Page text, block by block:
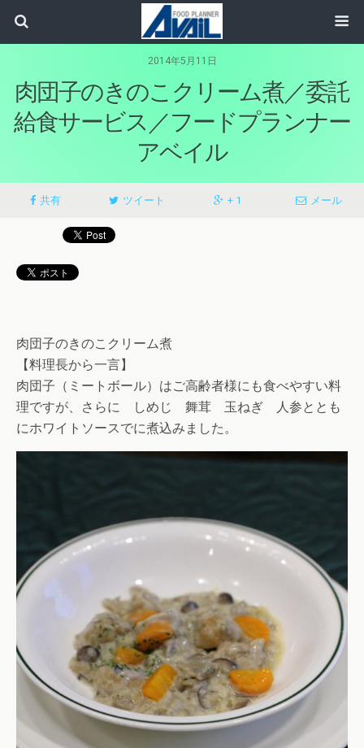
2014年5月11日
肉団子のきのこクリーム煮／委託
給食サービス／フードプランナー
アベイル
共有 ツイート + 1 メール
肉団子のきのこクリーム煮
【料理長から一言】
肉団子（ミートボール）はご高齢者様にも食べやすい料
理ですが、さらに しめじ 舞茸 玉ねぎ 人参ととも
にホワイトソースでに煮込みました。